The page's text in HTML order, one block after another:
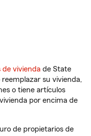
de vivienda de State
su vivienda,
o tiene artículos
por encima de
de propietarios de